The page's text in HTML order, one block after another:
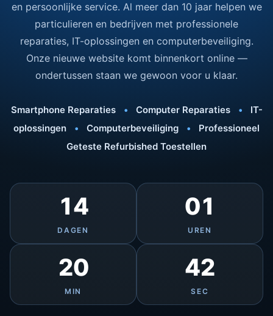
en persoonlijke service. Al meer dan 10 jaar helpen we
particulieren en bedrijven met professionele
reparaties, IT-oplossingen en computerbeveiliging.
Onze nieuwe website komt binnenkort online —
ondertussen staan we gewoon voor u klaar.
Smartphone Reparaties • Computer Reparaties •
IT-
oplossingen
• Computerbeveiliging •
Professioneel
Geteste Refurbished Toestellen
14
DAGEN
01
UREN
20
MIN
42
SEC